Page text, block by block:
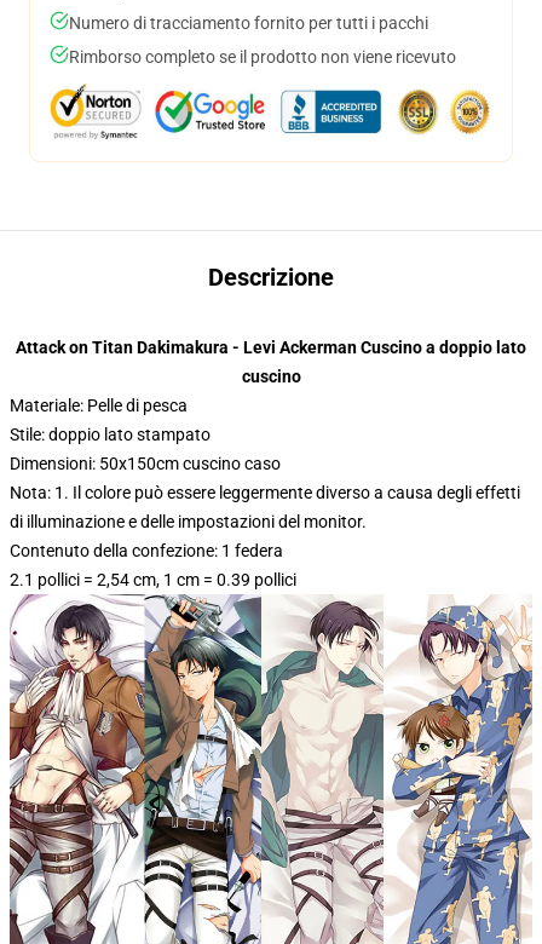
Numero di tracciamento fornito per tutti i pacchi
Rimborso completo se il prodotto non viene ricevuto
Descrizione
Attack on Titan Dakimakura - Levi Ackerman Cuscino a doppio lato
cuscino
Materiale: Pelle di pesca
Stile: doppio lato stampato
Dimensioni: 50x150cm cuscino caso
Nota: 1. Il colore può essere leggermente diverso a causa degli effetti
di illuminazione e delle impostazioni del monitor.
Contenuto della confezione: 1 federa
2.1 pollici = 2,54 cm, 1 cm = 0.39 pollici